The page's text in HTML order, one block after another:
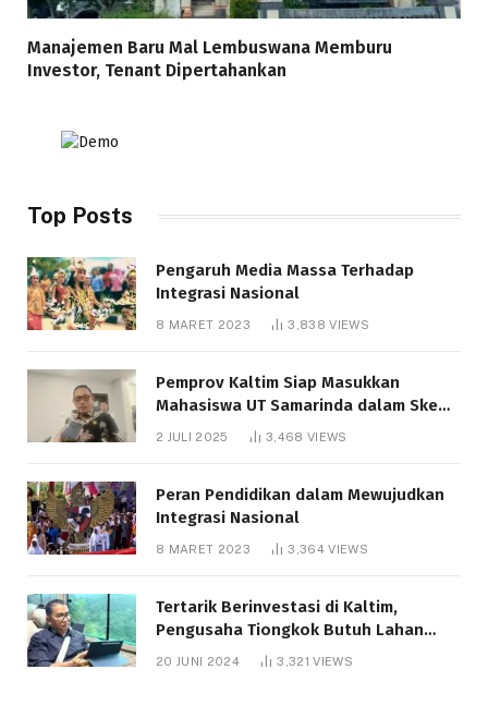
Manajemen Baru Mal Lembuswana Memburu
Investor, Tenant Dipertahankan
Top Posts
Pengaruh Media Massa Terhadap
Integrasi Nasional
8 MARET 2023 3,838VIEWS
Pemprov Kaltim Siap Masukkan
Mahasiswa UT Samarinda dalam Skema
Bantuan Pendidikan Gratispol
2 JULI 2025 3,468 VIEWS
Peran Pendidikan dalam Mewujudkan
Integrasi Nasional
8 MARET 2023 3,364VIEWS
Tertarik Berinvestasi di Kaltim,
Pengusaha Tiongkok Butuh Lahan
1.000 Hektare
20 JUNI 2024 3,321VIEWS